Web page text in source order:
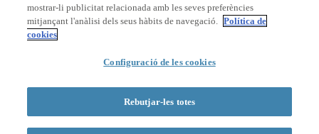
Acreditacions
© 2026 La Salle Campus Barcelona - URL |Avís legal
Formulari de cerca
mostrar-li publicitat relacionada amb les seves preferències
mitjançant l'anàlisi dels seus hàbits de navegació. Política de
cookies
Configuració de les cookies
Rebutjar-les totes